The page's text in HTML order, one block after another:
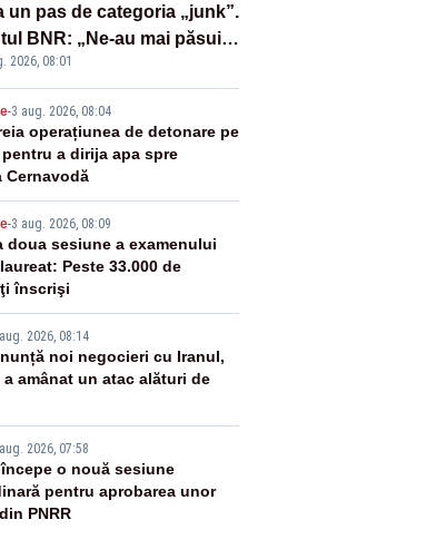
un pas de categoria „junk”.
BNR: „Ne-au mai păsuit
luni”
2026, 08:01
-3 aug. 2026, 08:04
operațiunea de detonare pe
pentru a dirija apa spre
Cernavodă
-3 aug. 2026, 08:09
doua sesiune a examenului
Peste 33.000 de
înscrişi
2026, 08:14
noi negocieri cu Iranul,
amânat un atac alături de
2026, 07:58
o nouă sesiune
pentru aprobarea unor
PNRR